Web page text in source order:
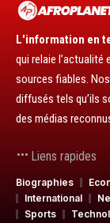
L'information en
qui relaie l’actualité
sources fiables.
diffusés tels qu’ils
des médias
Liens rapides
Biographies
International
Sports